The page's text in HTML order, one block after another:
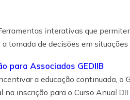
interativas que
tomada de decisões em
para Associados GEDIIB
a educação continuada, o
inscrição para o Curso Anual DII